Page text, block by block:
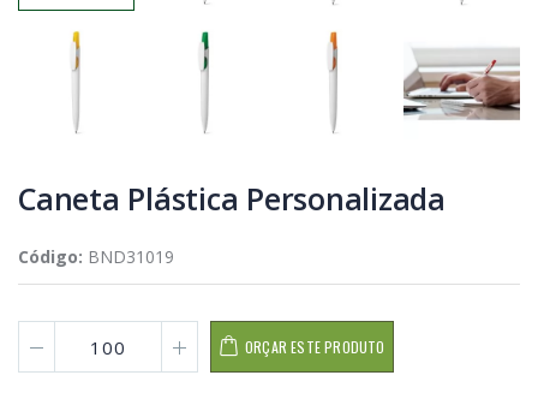
Caneta Plástica Personalizada
Código: BND31019
ORÇAR ESTE PRODUTO